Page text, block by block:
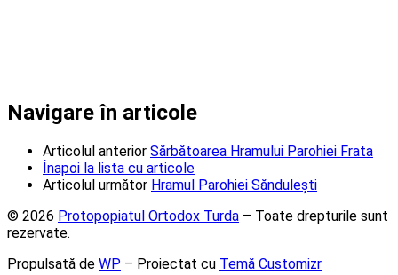
Navigare în articole
Articolul anterior Sărbătoarea Hramului Parohiei Frata
Înapoi la lista cu articole
Articolul următor Hramul Parohiei Săndulești
© 2026 Protopopiatul Ortodox Turda – Toate drepturile sunt
rezervate.
Propulsată de WP – Proiectat cu Temă Customizr